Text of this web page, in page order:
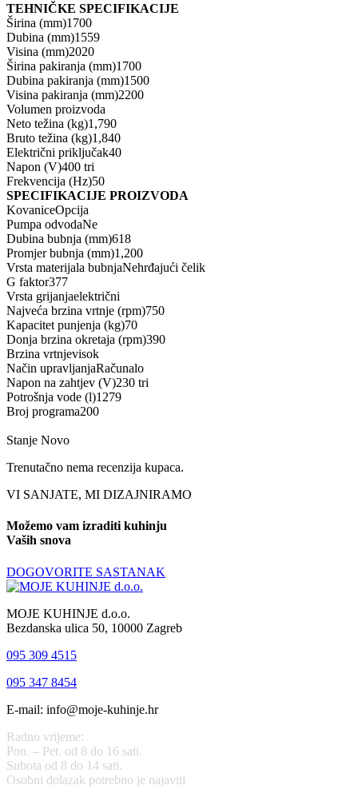
TEHNIČKE SPECIFIKACIJE
Širina (mm)1700
Dubina (mm)1559
Visina (mm)2020
Širina pakiranja (mm)1700
Dubina pakiranja (mm)1500
Visina pakiranja (mm)2200
Volumen proizvoda
Neto težina (kg)1,790
Bruto težina (kg)1,840
Električni priključak40
Napon (V)400 tri
Frekvencija (Hz)50
SPECIFIKACIJE PROIZVODA
KovaniceOpcija
Pumpa odvodaNe
Dubina bubnja (mm)618
Promjer bubnja (mm)1,200
Vrsta materijala bubnjaNehrđajući čelik
G faktor377
Vrsta grijanjaelektrični
Najveća brzina vrtnje (rpm)750
Kapacitet punjenja (kg)70
Donja brzina okretaja (rpm)390
Brzina vrtnjevisok
Način upravljanjaRačunalo
Napon na zahtjev (V)230 tri
Potrošnja vode (l)1279
Broj programa200
Stanje Novo
Trenutačno nema recenzija kupaca.
VI SANJATE, MI DIZAJNIRAMO
Možemo vam izraditi kuhinju
Vaših snova
DOGOVORITE SASTANAK
MOJE KUHINJE d.o.o.
Bezdanska ulica 50, 10000 Zagreb
095 309 4515
095 347 8454
E-mail: info@moje-kuhinje.hr
Radno vrijeme:
Pon. – Pet. od 8 do 16 sati.
Subota od 8 do 14 sati.
Osobni dolazak potrebno je najaviti